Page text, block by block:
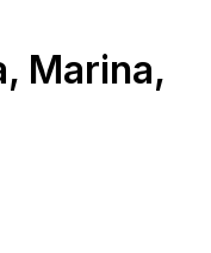
Marina,